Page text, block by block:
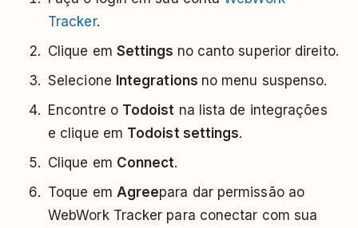
Tracker.
Clique em Settings no canto superior direito.
Selecione Integrations no menu suspenso.
Encontre o Todoist na lista de integrações
e clique em Todoist settings.
Clique em Connect.
Toque em Agreepara dar permissão ao
WebWork Tracker para conectar com sua